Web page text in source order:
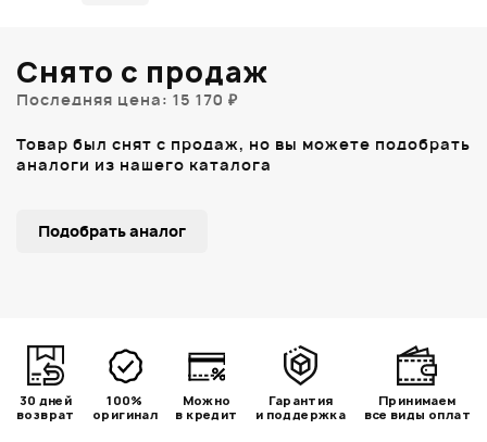
Снято с продаж
Последняя цена: 15 170 ₽
Товар был снят с продаж, но вы можете подобрать
аналоги из нашего каталога
Подобрать аналог
30 дней
возврат
100%
оригинал
Можно
в кредит
Гарантия
и поддержка
Принимаем
все виды оплат